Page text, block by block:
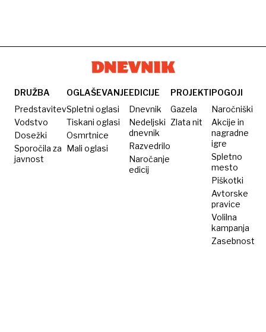
DRUŽBA
Predstavitev
Vodstvo
Dosežki
Sporočila za
javnost
OGLAŠEVANJE
Spletni oglasi
Tiskani oglasi
Osmrtnice
Mali oglasi
EDICIJE
Dnevnik
Nedeljski
dnevnik
Razvedrilo
Naročanje
edicij
PROJEKTI
Gazela
Zlata nit
POGOJI
Naročniški
Akcije in
nagradne
igre
Spletno
mesto
Piškotki
Avtorske
pravice
Volilna
kampanja
Zasebnost